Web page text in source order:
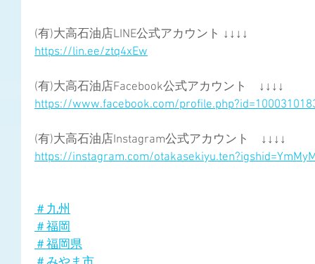
(有)大高石油店LINE公式アカウント ↓↓↓↓
https://lin.ee/ztq4xEw
(有)大高石油店Facebook公式アカウント　↓↓↓↓
https://www.facebook.com/
(有)大高石油店Instagram公式アカウント　↓↓↓↓
https://instagram.com/
＃九州
＃福岡
＃福岡県